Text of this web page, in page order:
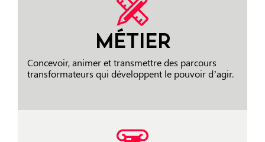
MÉTIER
Concevoir, animer et transmettre des parcours
transformateurs qui développent le pouvoir d’agir.